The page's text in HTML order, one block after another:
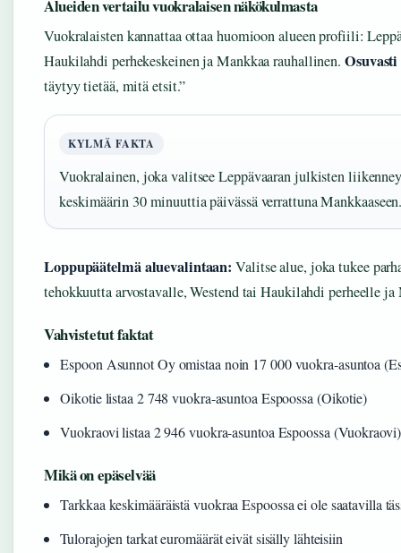
Alueiden vertailu vuokralaisen näkökulmasta
Vuokralaisten kannattaa ottaa huomioon alueen profiili:
Haukilahdi perhekeskeinen ja Mankkaa rauhallinen.
täytyy tietää, mitä etsit.”
KYLMÄ FAKTA
Vuokralainen, joka valitsee Leppävaaran julkisten
keskimäärin 30 minuuttia päivässä verrattuna
Loppupäätelmä aluevalintaan: Valitse alue, joka tukee
tehokkuutta arvostavalle, Westend tai Haukilahdi perheelle ja
Vahvistetut faktat
Espoon Asunnot Oy omistaa noin 17 000 vuokra-asuntoa
Oikotie listaa 2 748 vuokra-asuntoa Espoossa (Oikotie)
Vuokraovi listaa 2 946 vuokra-asuntoa Espoossa (Vuokraovi)
Mikä on epäselvää
Tarkkaa keskimääräistä vuokraa Espoossa ei ole saatavilla
Tulorajojen tarkat euromäärät eivät sisälly lähteisiin